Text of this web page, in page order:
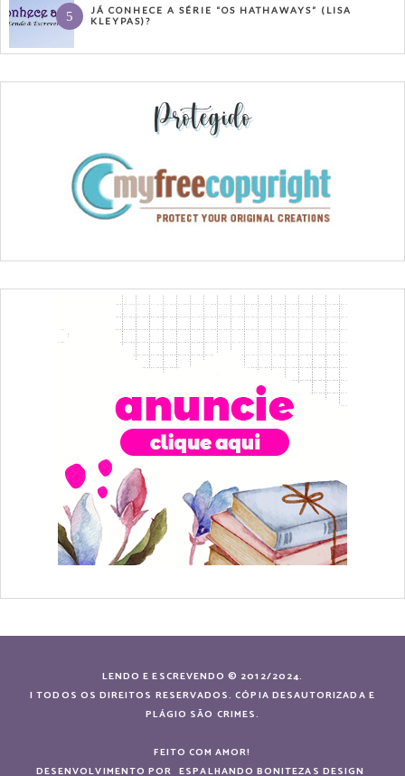
JÁ CONHECE A SÉRIE “OS HATHAWAYS” (LISA
KLEYPAS)?
Protegido
LENDO E ESCREVENDO © 2012/2024.
| TODOS OS DIREITOS RESERVADOS. CÓPIA DESAUTORIZADA E
PLÁGIO SÃO CRIMES.
FEITO COM AMOR!
DESENVOLVIMENTO POR ESPALHANDO BONITEZAS DESIGN